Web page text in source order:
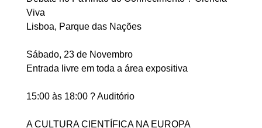
Viva
Lisboa, Parque das Nações
Sábado, 23 de Novembro
Entrada livre em toda a área expositiva
15:00 às 18:00 ? Auditório
A CULTURA CIENTÍFICA NA EUROPA